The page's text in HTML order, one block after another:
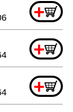
+
+
+